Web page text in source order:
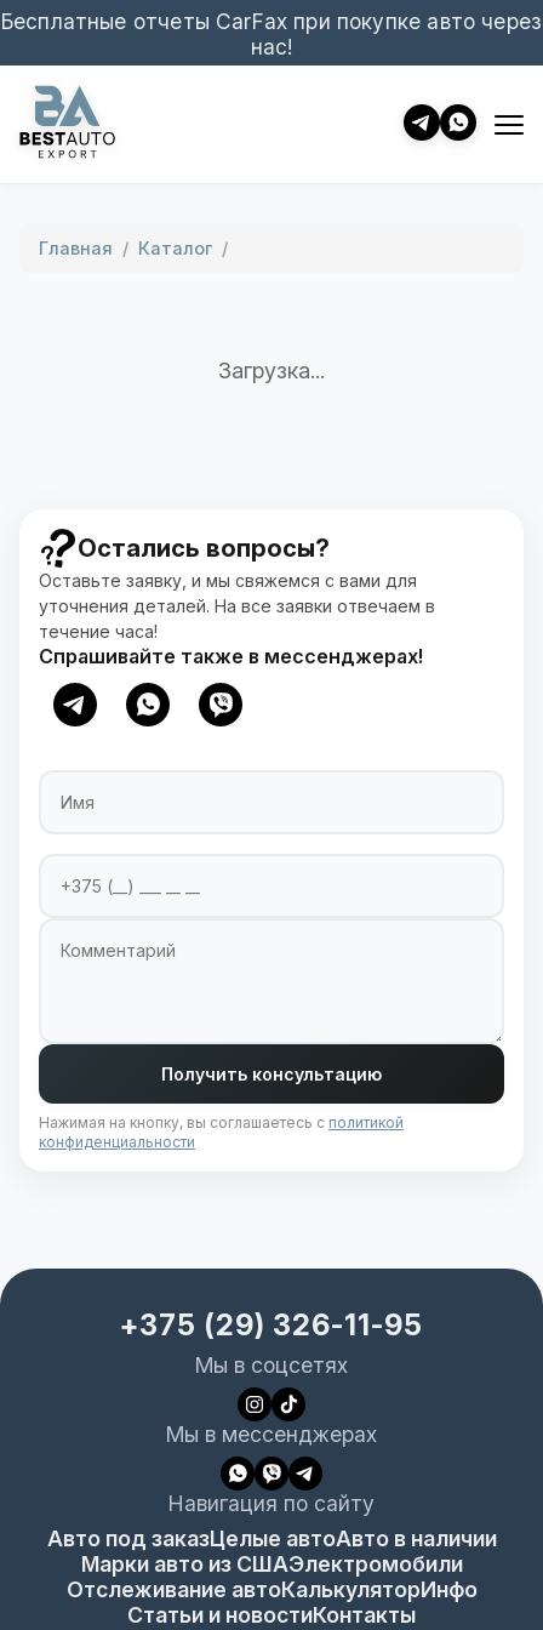
Бесплатные отчеты CarFax при покупке авто через
нас!
Главная / Каталог /
Загрузка...
Остались вопросы?
Оставьте заявку, и мы свяжемся с вами для
уточнения деталей. На все заявки отвечаем в
течение часа!
Спрашивайте также в мессенджерах!
Получить консультацию
Нажимая на кнопку, вы соглашаетесь с политикой
конфиденциальности
+375 (29) 326-11-95
Мы в соцсетях
Мы в мессенджерах
Навигация по сайту
Авто под заказЦелые автоАвто в наличии
Марки авто из СШАЭлектромобили
Отслеживание автоКалькуляторИнфо
Статьи и новостиКонтакты